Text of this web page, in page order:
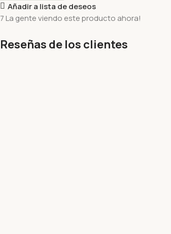
Añadir a lista de deseos
7 La gente viendo este producto ahora!
Reseñas de los clientes